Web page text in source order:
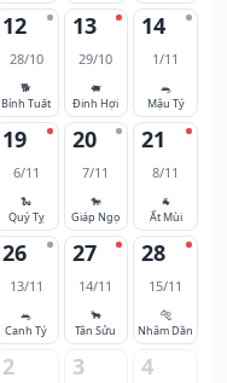
12
28/10
🐕
Bính Tuất
13
29/10
🐖
Đinh Hợi
14
1/11
🐀
Mậu Tý
19
6/11
🐍
Quý Tỵ
20
7/11
🐎
Giáp Ngọ
21
8/11
🐐
Ất Mùi
26
13/11
🐀
Canh Tý
27
14/11
🐂
Tân Sửu
28
15/11
🐅
Nhâm Dần
2 3 4